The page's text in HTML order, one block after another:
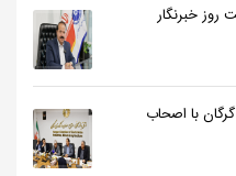
روز خبرنگار
با اصحاب